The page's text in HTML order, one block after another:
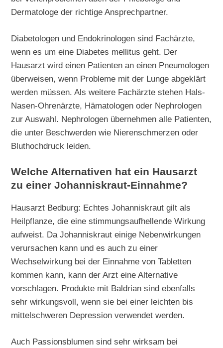
Dermatologe der richtige Ansprechpartner.
Diabetologen und Endokrinologen sind Fachärzte,
wenn es um eine Diabetes mellitus geht. Der
Hausarzt wird einen Patienten an einen Pneumologen
überweisen, wenn Probleme mit der Lunge abgeklärt
werden müssen. Als weitere Fachärzte stehen Hals-
Nasen-Ohrenärzte, Hämatologen oder Nephrologen
zur Auswahl. Nephrologen übernehmen alle Patienten,
die unter Beschwerden wie Nierenschmerzen oder
Bluthochdruck leiden.
Welche Alternativen hat ein Hausarzt
zu einer Johanniskraut-Einnahme?
Hausarzt Bedburg: Echtes Johanniskraut gilt als
Heilpflanze, die eine stimmungsaufhellende Wirkung
aufweist. Da Johanniskraut einige Nebenwirkungen
verursachen kann und es auch zu einer
Wechselwirkung bei der Einnahme von Tabletten
kommen kann, kann der Arzt eine Alternative
vorschlagen. Produkte mit Baldrian sind ebenfalls
sehr wirkungsvoll, wenn sie bei einer leichten bis
mittelschweren Depression verwendet werden.
Auch Passionsblumen sind sehr wirksam bei